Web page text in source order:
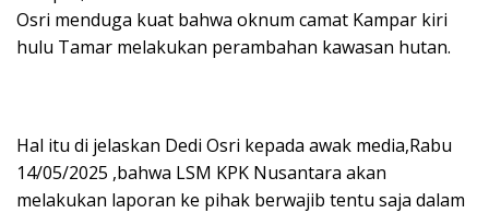
p
p
o
k
m
Osri menduga kuat bahwa oknum camat Kampar kiri
hulu Tamar melakukan perambahan kawasan hutan.
‎Hal itu di jelaskan Dedi Osri kepada awak media,Rabu
14/05/2025 ,bahwa LSM KPK Nusantara akan
melakukan laporan ke pihak berwajib tentu saja dalam